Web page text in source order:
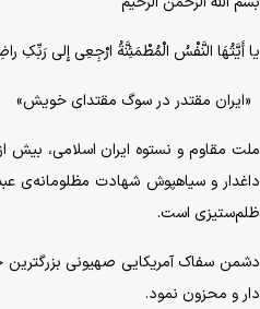
یا أَیَّتُهَا النَّفْسُ الْمُطْمَئِنَّةُ ارْجِعِی إِلى‏ رَبِّکِ
«ایران مقتدر در سوگ مقتدای خویش»
داغدار و سیاهپوش شهادت مظلومانه‌ی
ظلم‌ستیزی است.
دشمن سفاک آمریکایی صهیونی بزرگترین
دار و محزون نمود.